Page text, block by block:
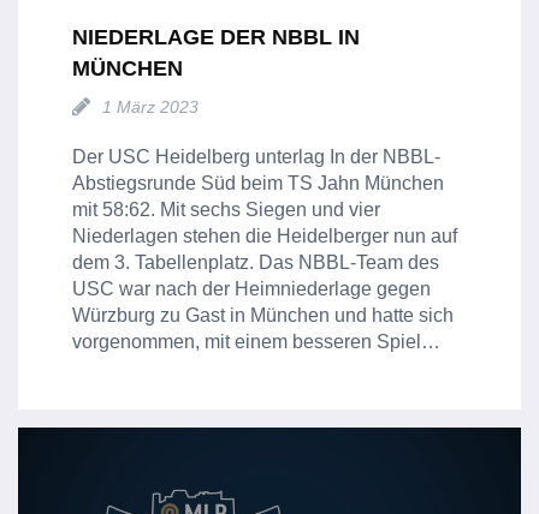
NIEDERLAGE DER NBBL IN
MÜNCHEN
1 März 2023
Der USC Heidelberg unterlag In der NBBL-
Abstiegsrunde Süd beim TS Jahn München
mit 58:62. Mit sechs Siegen und vier
Niederlagen stehen die Heidelberger nun auf
dem 3. Tabellenplatz. Das NBBL-Team des
USC war nach der Heimniederlage gegen
Würzburg zu Gast in München und hatte sich
vorgenommen, mit einem besseren Spiel…